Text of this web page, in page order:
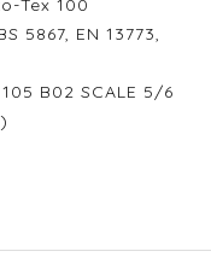
Tex 100
5867, EN 13773,
B02 SCALE 5/6